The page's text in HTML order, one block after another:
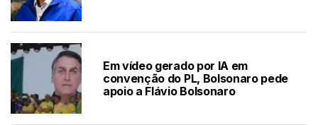
Em vídeo gerado por IA em
convenção do PL, Bolsonaro pede
apoio a Flávio Bolsonaro